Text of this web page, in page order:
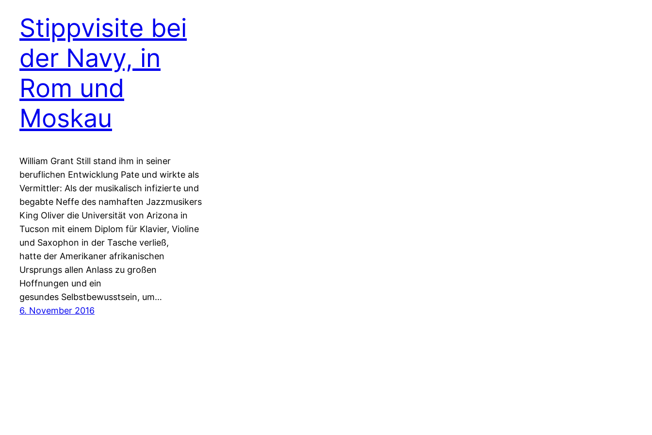
Stippvisite bei
der Navy, in
Rom und
Moskau
William Grant Still stand ihm in seiner
beruflichen Entwicklung Pate und wirkte als
Vermittler: Als der musikalisch infizierte und
begabte Neffe des namhaften Jazzmusikers
King Oliver die Universität von Arizona in
Tucson mit einem Diplom für Klavier, Violine
und Saxophon in der Tasche verließ,
hatte der Amerikaner afrikanischen
Ursprungs allen Anlass zu großen
Hoffnungen und ein
gesundes Selbstbewusstsein, um…
6. November 2016